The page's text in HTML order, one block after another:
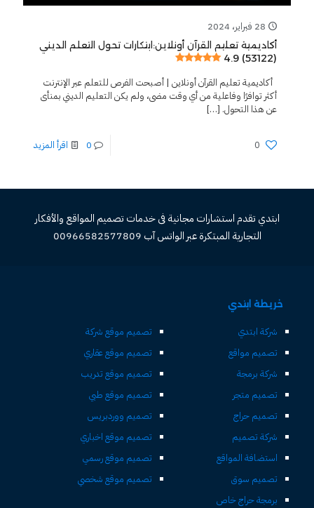
28 فبراير، 2024
أكاديمية تعليم القرآن أونلاين:ابتكارات تحول التعلم الديني
4.9 (53122)
أكاديمية تعليم القرآن أونلاين | أصبحت الفرص للتعلم عبر الإنترنت
أكثر توافرًا وفاعلية من أي وقت مضى، ولم يكن التعليم الديني بمنأى
عن هذا التحول. […]
0
0 اقرأ المزيد
ابتدي تقدم استشارات مجانية فى خدمات تصميم المواقع والأفكار
التجارية المبتكرة عبر الواتس آب 00966582577809
خريطة ابتدي
شركة ابتدي
تصميم مواقع
شركة برمجة
تصميم متجر
تصميم حراج
شركة تصميم
استضافة المواقع
تصميم سوق
برمجة حراج خاص
تصميم موقع شركة
تصميم موقع عقاري
تصميم موقع تدريب
تصميم موقع طبي
تصميم ووردبريس
تصميم موقع اخباري
تصميم موقع رسمي
تصميم موقع شخصي